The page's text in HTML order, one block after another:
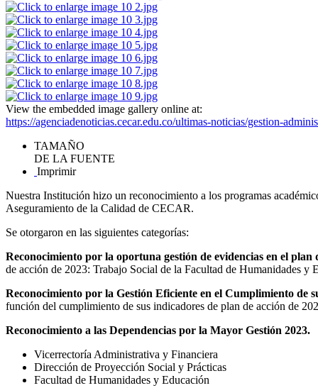
View the embedded image gallery online at:
https://agenciadenoticias.cecar.edu.co/ultimas-noticias/gestion-
TAMAÑO
DE LA FUENTE
Imprimir
Nuestra Institución hizo un reconocimiento a los programas
Aseguramiento de la Calidad de CECAR.
Se otorgaron en las siguientes categorías:
Reconocimiento por la oportuna gestión de evidencias en el plan
de acción de 2023: Trabajo Social de la Facultad de Humanidades y
Reconocimiento por la Gestión Eficiente en el Cumplimiento de
función del cumplimiento de sus indicadores de plan de acción de
Reconocimiento a las Dependencias por la Mayor Gestión 2023.
Vicerrectoría Administrativa y Financiera
Dirección de Proyección Social y Prácticas
Facultad de Humanidades y Educación